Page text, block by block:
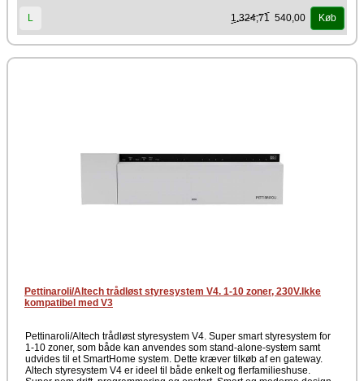
L 1.324,71 540,00 Køb
Pettinaroli/Altech trådløst styresystem V4. 1-10 zoner, 230V.Ikke
kompatibel med V3
Pettinaroli/Altech trådløst styresystem V4. Super smart styresystem for
1-10 zoner, som både kan anvendes som stand-alone-system samt
udvides til et SmartHome system. Dette kræver tilkøb af en gateway.
Altech styresystem V4 er ideel til både enkelt og flerfamilieshuse.